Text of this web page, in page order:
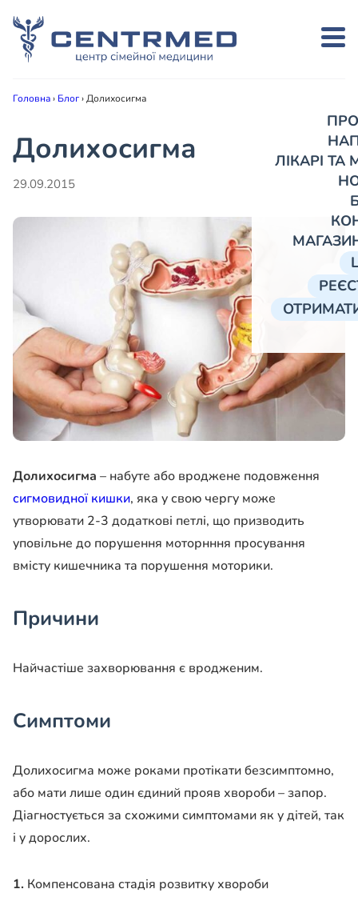
ЛІКАРІ
Головна› Блог›Долихосигма
Долихосигма
29.09.2015
Долихосигма – набуте або вроджене подовження
сигмовидної кишки, яка у свою чергу може
утворювати 2-3 додаткові петлі, що призводить
уповільне до порушення моторнння просування
вмісту кишечника та порушення моторики.
Причини
Найчастіше захворювання є вродженим.
Симптоми
Долихосигма може роками протікати безсимптомно,
або мати лише один єдиний прояв хвороби – запор.
Діагностується за схожими симптомами як у дітей, так
і у дорослих.
1. Компенсована стадія розвитку хвороби